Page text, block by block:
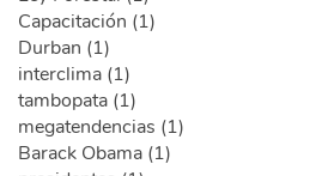
Capacitación (1)
Durban (1)
interclima (1)
tambopata (1)
megatendencias (1)
Barack Obama (1)